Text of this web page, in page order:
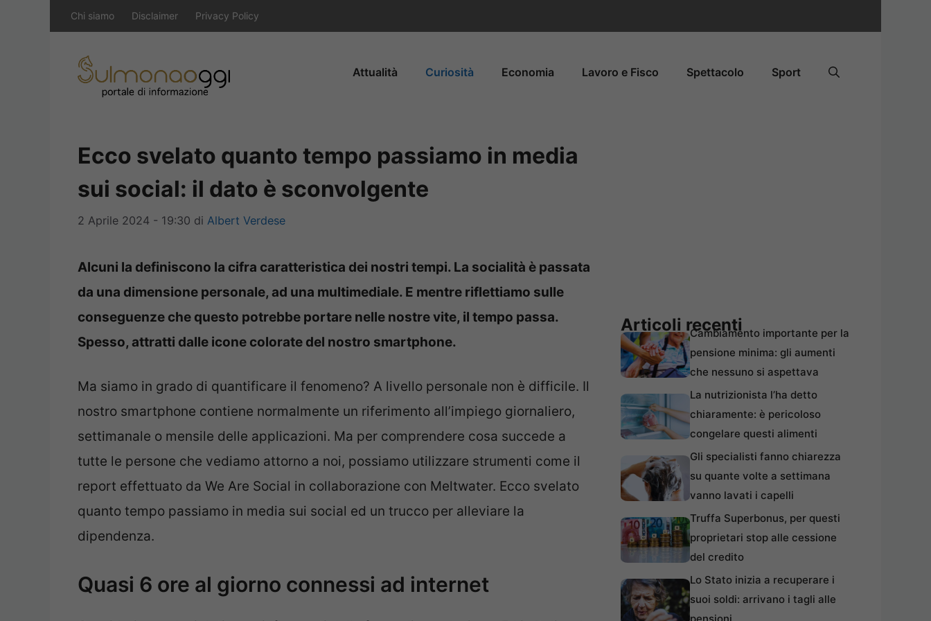
Chi siamo Disclaimer Privacy Policy
Attualità Curiosità Economia Lavoro e Fisco Spettacolo Sport
Ecco svelato quanto tempo passiamo in media
sui social: il dato è sconvolgente
2 Aprile 2024 - 19:30 di Albert Verdese
Alcuni la definiscono la cifra caratteristica dei nostri tempi. La socialità è passata
da una dimensione personale, ad una multimediale. E mentre riflettiamo sulle
conseguenze che questo potrebbe portare nelle nostre vite, il tempo passa.
Spesso, attratti dalle icone colorate del nostro smartphone.
Ma siamo in grado di quantificare il fenomeno? A livello personale non è difficile. Il
nostro smartphone contiene normalmente un riferimento all’impiego giornaliero,
settimanale o mensile delle applicazioni. Ma per comprendere cosa succede a
tutte le persone che vediamo attorno a noi, possiamo utilizzare strumenti come il
report effettuato da We Are Social in collaborazione con Meltwater. Ecco svelato
quanto tempo passiamo in media sui social ed un trucco per alleviare la
dipendenza.
Quasi 6 ore al giorno connessi ad internet
Articoli recentiCambiamento importante per la
pensione minima: gli aumenti
che nessuno si aspettava
La nutrizionista l’ha detto
chiaramente: è pericoloso
congelare questi alimenti
Gli specialisti fanno chiarezza
su quante volte a settimana
vanno lavati i capelli
Truffa Superbonus, per questi
proprietari stop alle cessione
del credito
Lo Stato inizia a recuperare i
suoi soldi: arrivano i tagli alle